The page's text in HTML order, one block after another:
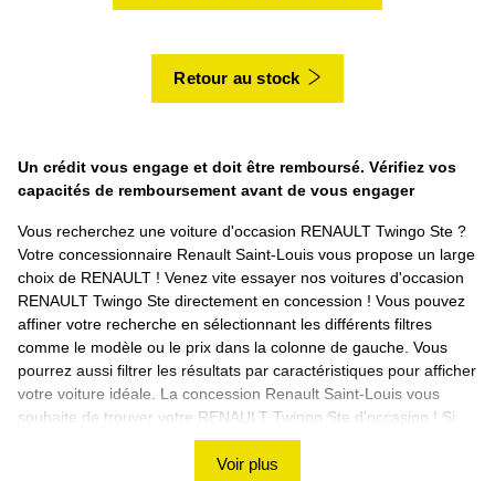
Retour au stock
Un crédit vous engage et doit être remboursé. Vérifiez vos
capacités de remboursement avant de vous engager
Vous recherchez une voiture d'occasion RENAULT Twingo Ste ?
Votre concessionnaire Renault Saint-Louis vous propose un large
choix de RENAULT ! Venez vite essayer nos voitures d'occasion
RENAULT Twingo Ste directement en concession ! Vous pouvez
affiner votre recherche en sélectionnant les différents filtres
comme le modèle ou le prix dans la colonne de gauche. Vous
pourrez aussi filtrer les résultats par caractéristiques pour afficher
votre voiture idéale. La concession Renault Saint-Louis vous
souhaite de trouver votre RENAULT Twingo Ste d'occasion ! Si
vous ne trouvez pas de véhicule correspondant à vos besoins,
nous vous proposons d'utiliser notre rubrique de recherche
Voir plus